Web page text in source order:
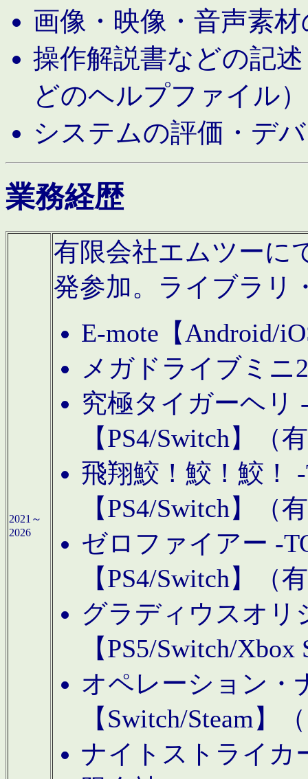
画像・映像・音声素
操作解説書などの記
どのヘルプファイル）
システムの評価・デ
業務経歴
2021～
2026
有限会社エムツーに
発参加。ライブラリ
E-mote【Android/
メガドライブミニ
究極タイガーヘリ
【PS4/Switch】（
飛翔鮫！鮫！鮫！
【PS4/Switch】（
ゼロファイアー -
【PS4/Switch】（
グラディウスオリ
【PS5/Switch/
オペレーション・
【Switch/Steam】
ナイトストライカ